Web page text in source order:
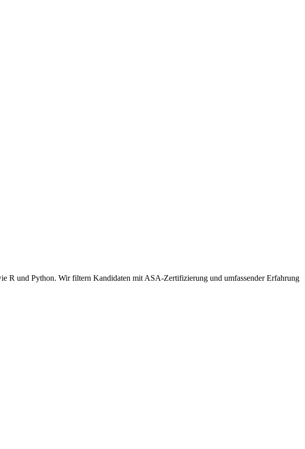
R und Python. Wir filtern Kandidaten mit ASA-Zertifizierung und umfassender Erfahrung